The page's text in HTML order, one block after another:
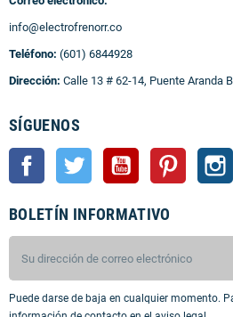
info@electrofrenorr.co
Teléfono: (601) 6844928
Dirección: Calle 13 # 62-14, Puente Aranda
SÍGUENOS
Facebook Twitter YouTube Pinterest
BOLETÍN INFORMATIVO
Puede darse de baja en cualquier momento.